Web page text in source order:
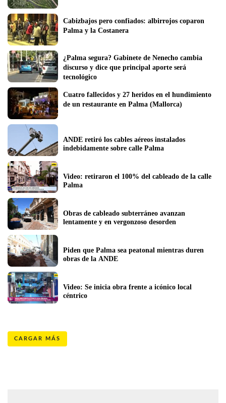
Cabizbajos pero confiados: albirrojos coparon
Palma y la Costanera
¿Palma segura? Gabinete de Nenecho cambia
discurso y dice que principal aporte será
tecnológico
Cuatro fallecidos y 27 heridos en el hundimiento
de un restaurante en Palma (Mallorca)
ANDE retiró los cables aéreos instalados
indebidamente sobre calle Palma
Video: retiraron el 100% del cableado de la calle
Palma
Obras de cableado subterráneo avanzan
lentamente y en vergonzoso desorden
Piden que Palma sea peatonal mientras duren
obras de la ANDE
Video: Se inicia obra frente a icónico local
céntrico
CARGAR MÁS